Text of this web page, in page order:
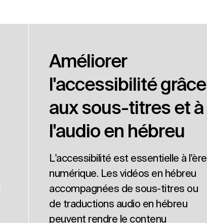
Améliorer
l'accessibilité grâce
aux sous-titres et à
l'audio en hébreu
L'accessibilité est essentielle à l'ère
numérique. Les vidéos en hébreu
accompagnées de sous-titres ou
de traductions audio en hébreu
peuvent rendre le contenu